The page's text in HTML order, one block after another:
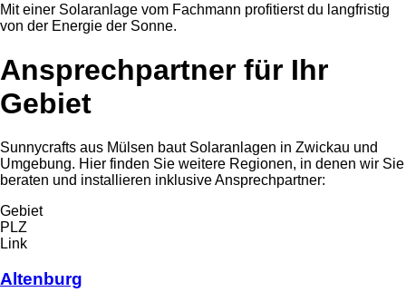
Mit einer Solaranlage vom Fachmann profitierst du langfristig
von der Energie der Sonne.
Ansprechpartner für Ihr
Gebiet
Sunnycrafts aus Mülsen baut Solaranlagen in Zwickau und
Umgebung. Hier finden Sie weitere Regionen, in denen wir Sie
beraten und installieren inklusive Ansprechpartner:
Gebiet
PLZ
Link
Altenburg